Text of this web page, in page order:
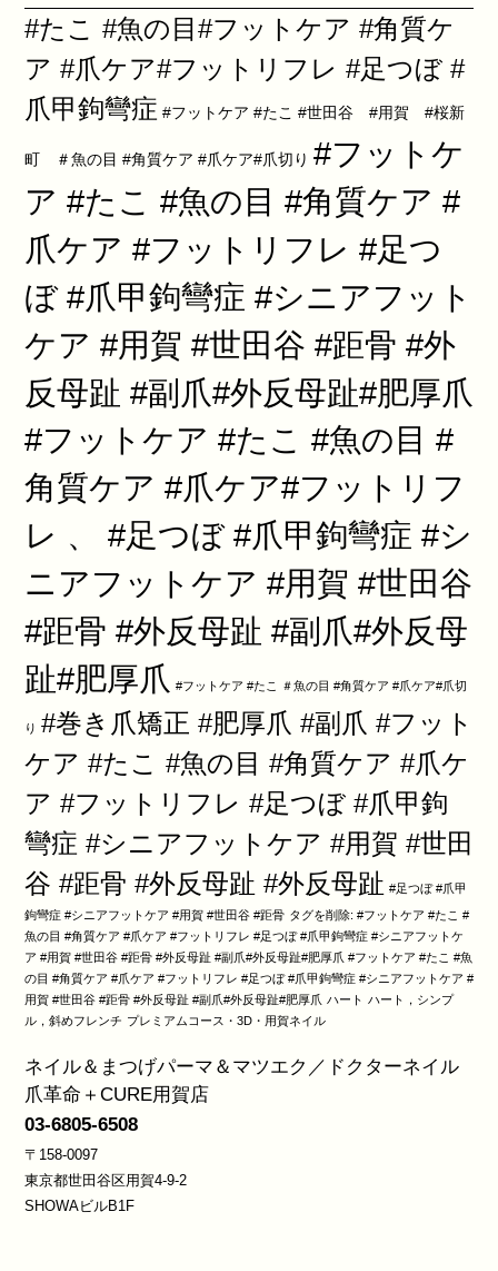
#たこ #魚の目#フットケア #角質ケ
ア #爪ケア#フットリフレ #足つぼ #
爪甲鉤彎症 #フットケア #たこ #世田谷 #用賀 #桜新
町 ＃魚の目 #角質ケア #爪ケア#爪切り #フットケ
ア #たこ #魚の目 #角質ケア #
爪ケア #フットリフレ #足つ
ぼ #爪甲鉤彎症 #シニアフット
ケア #用賀 #世田谷 #距骨 #外
反母趾 #副爪#外反母趾#肥厚爪
#フットケア #たこ #魚の目 #
角質ケア #爪ケア#フットリフ
レ 、 #足つぼ #爪甲鉤彎症 #シ
ニアフットケア #用賀 #世田谷
#距骨 #外反母趾 #副爪#外反母
趾#肥厚爪 #フットケア #たこ ＃魚の目 #角質ケア #爪ケア#爪切
り #巻き爪矯正 #肥厚爪 #副爪 #フット
ケア #たこ #魚の目 #角質ケア #爪ケ
ア #フットリフレ #足つぼ #爪甲鉤
彎症 #シニアフットケア #用賀 #世田
谷 #距骨 #外反母趾 #外反母趾 #足つぼ #爪甲
鉤彎症 #シニアフットケア #用賀 #世田谷 #距骨 タグを削除: #フットケア #たこ #
魚の目 #角質ケア #爪ケア #フットリフレ #足つぼ #爪甲鉤彎症 #シニアフットケ
ア #用賀 #世田谷 #距骨 #外反母趾 #副爪#外反母趾#肥厚爪 #フットケア #たこ #魚
の目 #角質ケア #爪ケア #フットリフレ #足つぼ #爪甲鉤彎症 #シニアフットケア #
用賀 #世田谷 #距骨 #外反母趾 #副爪#外反母趾#肥厚爪 ハート ハート，シンプ
ル，斜めフレンチ プレミアムコース・3D・用賀ネイル
ネイル＆まつげパーマ＆マツエク／ドクターネイル
爪革命＋CURE用賀店
03-6805-6508
〒158-0097
東京都世田谷区用賀4-9-2
SHOWAビルB1F